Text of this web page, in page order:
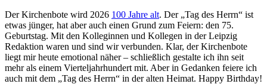
Der Kirchenbote wird 2026 100 Jahre alt. Der „Tag des Herrn“ ist
etwas jünger, hat aber auch einen Grund zum Feiern: den 75.
Geburtstag. Mit den Kolleginnen und Kollegen in der Leipzig
Redaktion waren und sind wir verbunden. Klar, der Kirchenbote
liegt mir heute emotional näher – schließlich gestalte ich ihn seit
mehr als einem Vierteljahrhundert mit. Aber in Gedanken feiere ich
auch mit dem „Tag des Herrn“ in der alten Heimat. Happy Birthday!